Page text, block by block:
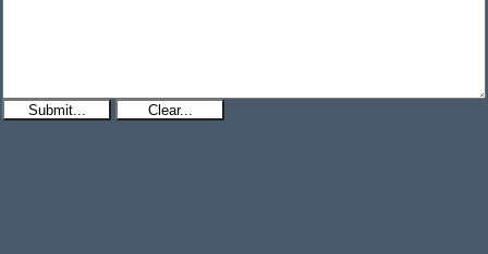
Submit... Clear...